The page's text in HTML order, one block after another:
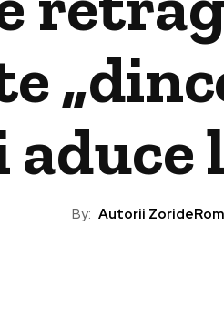
By: Autorii